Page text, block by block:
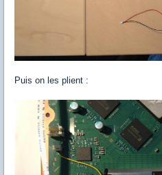
Puis on les plient :